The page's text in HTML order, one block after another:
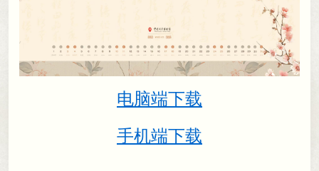
电脑端下载
手机端下载